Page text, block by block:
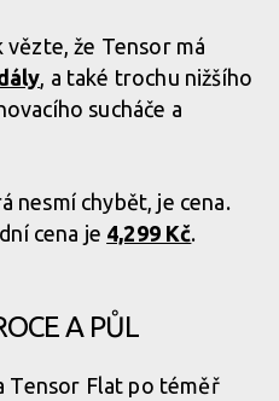
vězte, že Tensor má
, a také trochu nižšího
sucháče a
nesmí chybět, je cena.
cena je 4,299 Kč.
A PŮL
Tensor Flat po téměř